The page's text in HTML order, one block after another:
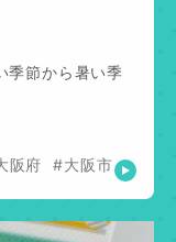
季節から暑い季
阪府 #大阪市